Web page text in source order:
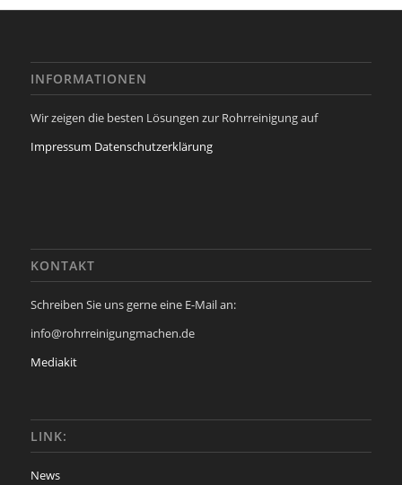
INFORMATIONEN
Wir zeigen die besten Lösungen zur Rohrreinigung auf
Impressum Datenschutzerklärung
KONTAKT
Schreiben Sie uns gerne eine E-Mail an:
info@rohrreinigungmachen.de
Mediakit
LINK:
News